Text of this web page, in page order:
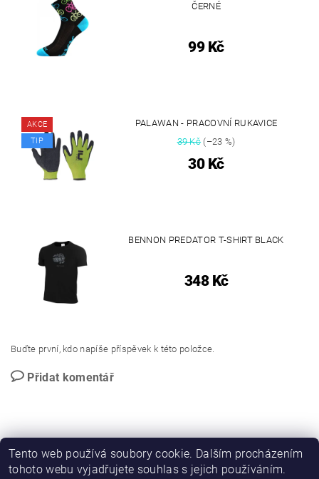
ČERNÉ
99 Kč
AKCE
TIP
PALAWAN - PRACOVNÍ RUKAVICE
39 Kč(–23 %)
30 Kč
BENNON PREDATOR T-SHIRT BLACK
348 Kč
Buďte první, kdo napíše příspěvek k této položce.
Přidat komentář
Tento web používá soubory cookie. Dalším procházením
tohoto webu vyjadřujete souhlas s jejich používáním.